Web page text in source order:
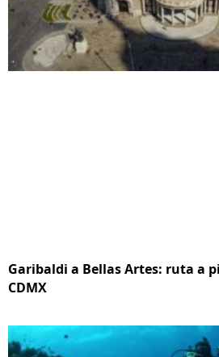
Garibaldi a Bellas Artes: ruta a
CDMX